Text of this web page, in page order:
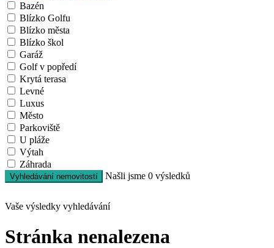
Bazén
Blízko Golfu
Blízko města
Blízko škol
Garáž
Golf v popředí
Krytá terasa
Levné
Luxus
Město
Parkoviště
U pláže
Výtah
Záhrada
Vyhledávání nemovitostí Našli jsme0 výsledků
Vaše výsledky vyhledávání
Stránka nenalezena